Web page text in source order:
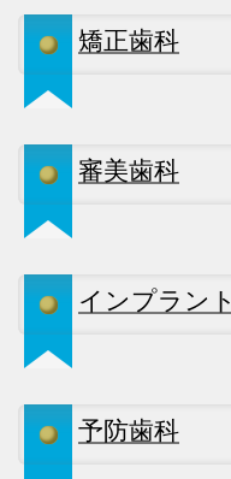
矯正歯科
審美歯科
インプラント
予防歯科